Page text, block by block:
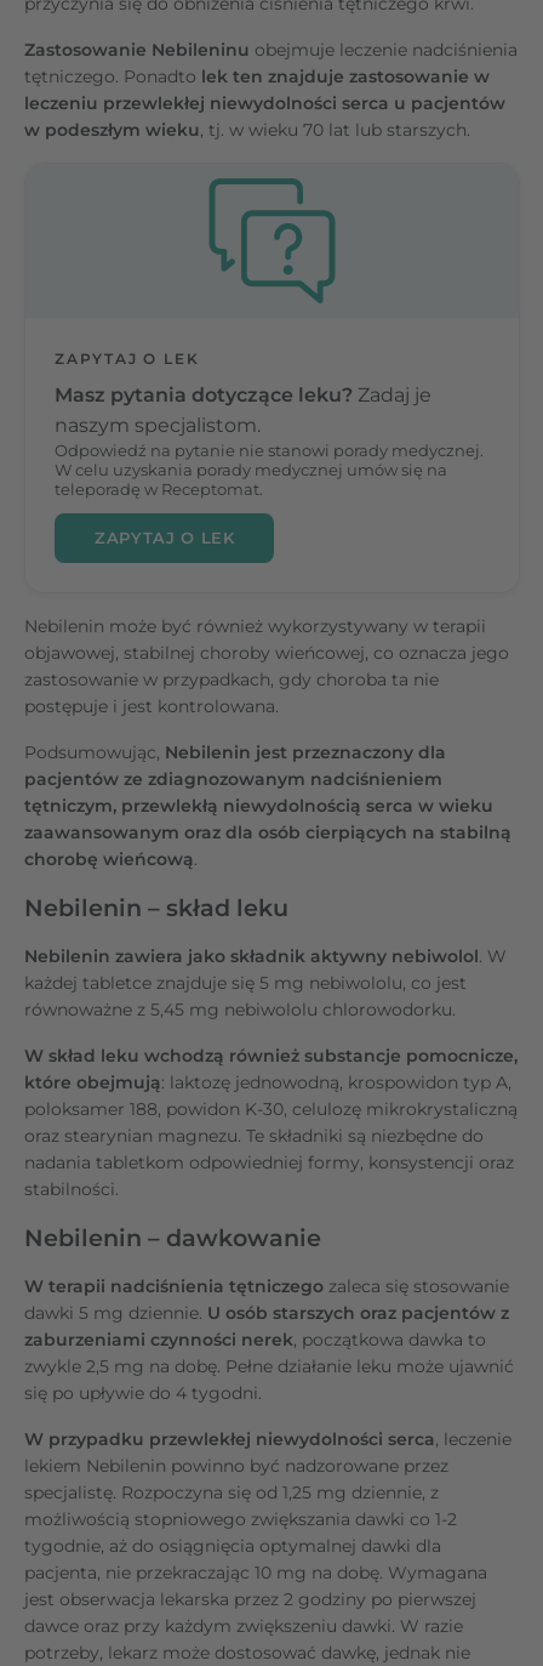
Zastosowanie Nebileninu obejmuje leczenie nadciśnienia
tętniczego. Ponadto lek ten znajduje zastosowanie w
leczeniu przewlekłej niewydolności serca u pacjentów
w podeszłym wieku, tj. w wieku 70 lat lub starszych.
ZAPYTAJ O LEK
Masz pytania dotyczące leku? Zadaj je
naszym specjalistom.
Odpowiedź na pytanie nie stanowi porady medycznej.
W celu uzyskania porady medycznej umów się na
teleporadę w Receptomat.
ZAPYTAJ O LEK
Nebilenin może być również wykorzystywany w terapii
objawowej, stabilnej choroby wieńcowej, co oznacza jego
zastosowanie w przypadkach, gdy choroba ta nie
postępuje i jest kontrolowana.
Podsumowując, Nebilenin jest przeznaczony dla
pacjentów ze zdiagnozowanym nadciśnieniem
tętniczym, przewlekłą niewydolnością serca w wieku
zaawansowanym oraz dla osób cierpiących na stabilną
chorobę wieńcową.
Nebilenin – skład leku
Nebilenin zawiera jako składnik aktywny nebiwolol. W
każdej tabletce znajduje się 5 mg nebiwololu, co jest
równoważne z 5,45 mg nebiwololu chlorowodorku.
W skład leku wchodzą również substancje pomocnicze,
które obejmują: laktozę jednowodną, krospowidon typ A,
poloksamer 188, powidon K-30, celulozę mikrokrystaliczną
oraz stearynian magnezu. Te składniki są niezbędne do
nadania tabletkom odpowiedniej formy, konsystencji oraz
stabilności.
Nebilenin – dawkowanie
W terapii nadciśnienia tętniczego zaleca się stosowanie
dawki 5 mg dziennie. U osób starszych oraz pacjentów z
zaburzeniami czynności nerek, początkowa dawka to
zwykle 2,5 mg na dobę. Pełne działanie leku może ujawnić
się po upływie do 4 tygodni.
W przypadku przewlekłej niewydolności serca, leczenie
lekiem Nebilenin powinno być nadzorowane przez
specjalistę. Rozpoczyna się od 1,25 mg dziennie, z
możliwością stopniowego zwiększania dawki co 1-2
tygodnie, aż do osiągnięcia optymalnej dawki dla
pacjenta, nie przekraczając 10 mg na dobę. Wymagana
jest obserwacja lekarska przez 2 godziny po pierwszej
dawce oraz przy każdym zwiększeniu dawki. W razie
potrzeby, lekarz może dostosować dawkę, jednak nie